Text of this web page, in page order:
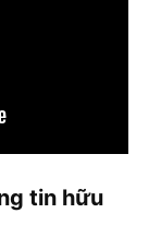
tin hữu